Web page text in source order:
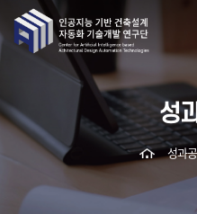
성
성과